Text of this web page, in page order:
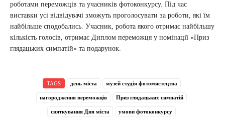
роботами переможців та учасників фотоконкурсу. Під час
виставки усі відвідувачі зможуть проголосувати за роботи, які їм
найбільше сподобались. Учасник, робота якого отримає найбільшу
кількість голосів, отримає Диплом переможця у номінації «Приз
глядацьких симпатій» та подарунок.
TAGS день міста музей студія фотомистецтва
нагородження переможців Приз глядацьких симпатій
святкування Дня міста умови фотоконкурсу